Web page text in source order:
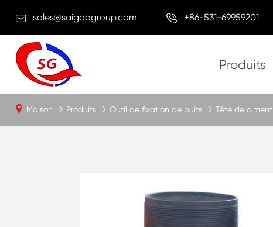
sales@saigaogroup.com +86-531-69959201
Produits
Maison Produits Outil de fixation de puits Tête de ciment